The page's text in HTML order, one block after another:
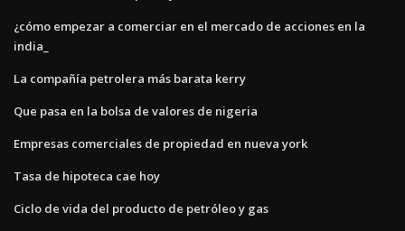
¿cómo empezar a comerciar en el mercado de acciones en la
india_
La compañía petrolera más barata kerry
Que pasa en la bolsa de valores de nigeria
Empresas comerciales de propiedad en nueva york
Tasa de hipoteca cae hoy
Ciclo de vida del producto de petróleo y gas